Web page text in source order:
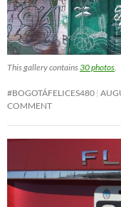
This gallery contains30 photos
#BOGOTÁFELICES480
COMMENT